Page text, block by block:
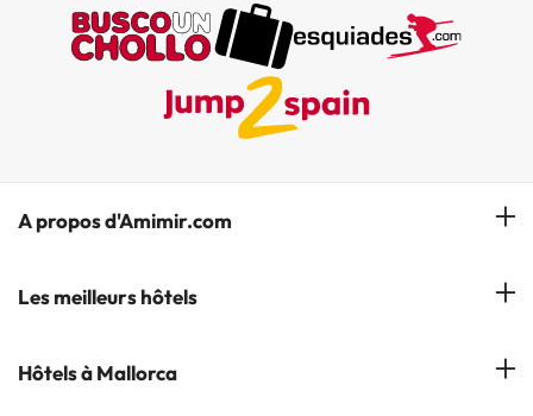
A propos d'Amimir.com
Notre équipe
S'abonner à notre bulletin d'information
Les meilleurs hôtels
Hôtels à Salou
Hôtels à Mallorca